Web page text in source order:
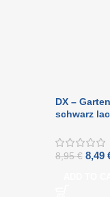
DX –
schwarz
8,95€ 8,49